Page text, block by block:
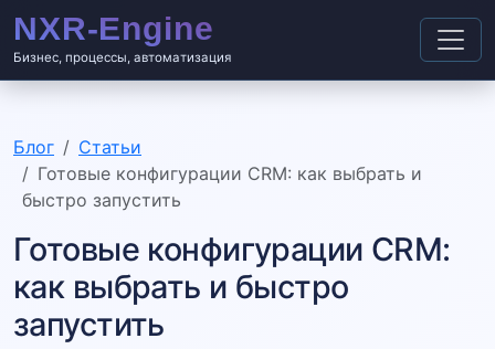
Бизнес, процессы, автоматизация
Блог
Статьи
Готовые конфигурации CRM: как выбрать и
быстро запустить
Готовые конфигурации CRM:
как выбрать и быстро
запустить